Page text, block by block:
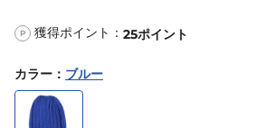
P 獲得ポイント： 25ポイント
カラー ： ブルー